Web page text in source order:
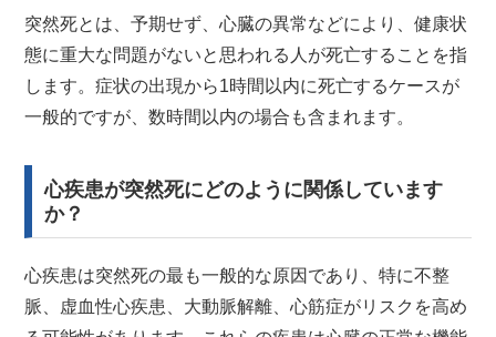
突然死とは、予期せず、心臓の異常などにより、健康状
態に重大な問題がないと思われる人が死亡することを指
します。症状の出現から1時間以内に死亡するケースが
一般的ですが、数時間以内の場合も含まれます。
心疾患が突然死にどのように関係しています
か？
心疾患は突然死の最も一般的な原因であり、特に不整
脈、虚血性心疾患、大動脈解離、心筋症がリスクを高め